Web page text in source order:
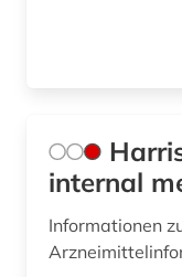
internal
Informationen